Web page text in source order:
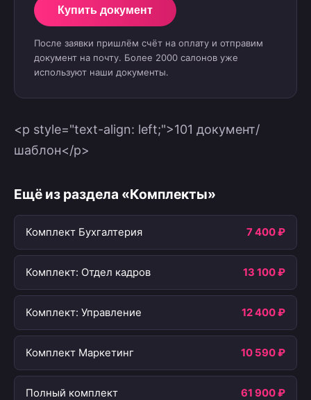
Купить документ
После заявки пришлём счёт на оплату и отправим
документ на почту. Более 2000 салонов уже
используют наши документы.
<p style="text-align: left;">101 документ/
шаблон</p>
Ещё из раздела «Комплекты»
Комплект Бухгалтерия 7 400 ₽
Комплект: Отдел кадров 13 100 ₽
Комплект: Управление 12 400 ₽
Комплект Маркетинг 10 590 ₽
Полный комплект 61 900 ₽